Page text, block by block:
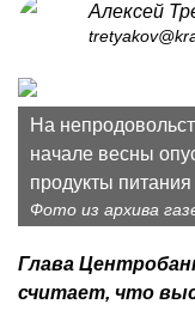
Алексей
На
начале весны
продукты
Фото из архива
Глава
считает, что